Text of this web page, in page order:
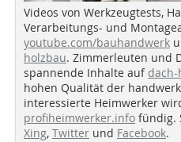
Videos von Werkzeugtests,
Verarbeitungs- und
youtube.com/bauhandwerk
holzbau. Zimmerleuten und
spannende Inhalte auf
hohen Qualität der
interessierte Heimwerker
profiheimwerker.info fündig.
Xing, Twitter und Facebook.